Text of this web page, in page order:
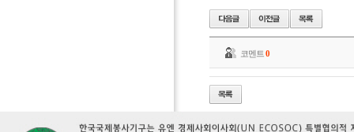
코멘트 0